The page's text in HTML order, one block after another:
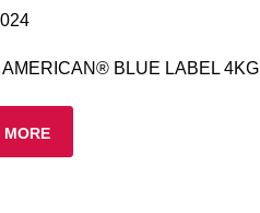
BLUE LABEL 4KG
MORE